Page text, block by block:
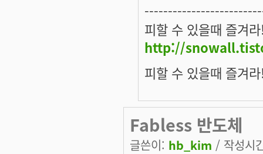
피할 수 있을때 즐겨
http://
피할 수 있을때 즐겨
Fabless 반도체
글쓴이: hb_kim / 작성시